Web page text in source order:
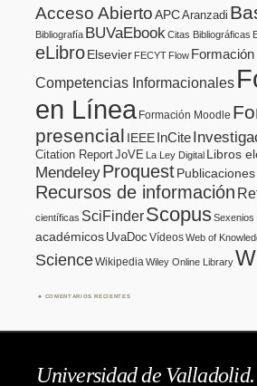
Acceso AbiertoAPCAranzadi
Bibliografía BUVaEbook Citas Bibliográficas
eLibroElsevier FECYT Flow Formación
Competencias Informacionales
en Línea Formación Moodle
presencial IEEE InCite
Citation ReportJoVE La Ley Digital Libros
MendeleyProquest
Recursos de información
científicas SciFinderScopusSexenios
académicos UvaDoc VídeosWeb of
ScienceWikipedia Wiley Online Library
COMENTARIOS RECIENTES
Universidad de